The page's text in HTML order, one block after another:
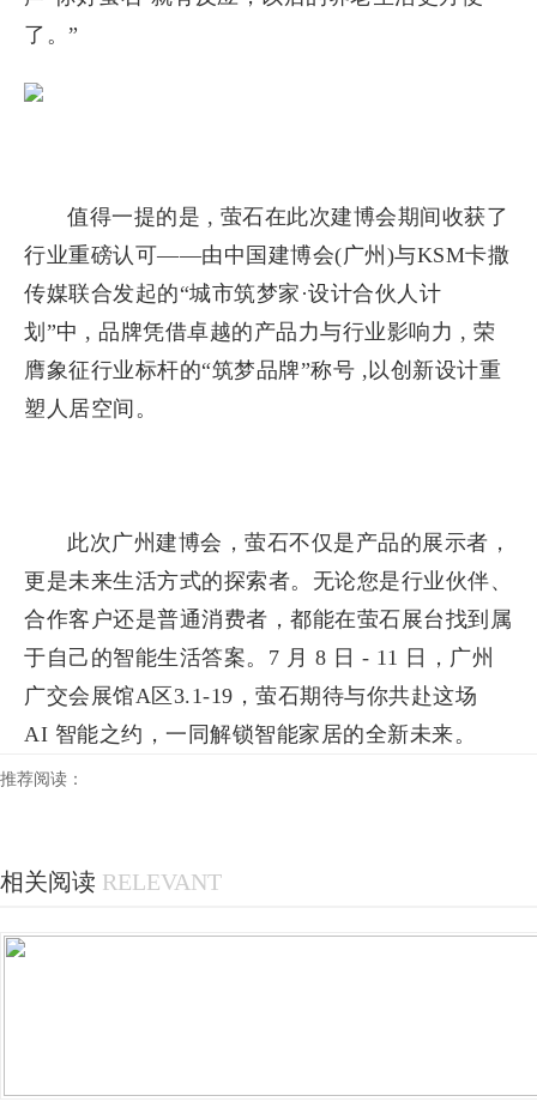
了。”
值得一提的是 , 萤石在此次建博会期间收获了
行业重磅认可——由中国建博会(广州)与KSM卡撒
传媒联合发起的“城市筑梦家·设计合伙人计
划”中 , 品牌凭借卓越的产品力与行业影响力 , 荣
膺象征行业标杆的“筑梦品牌”称号 ,以创新设计重
塑人居空间。
此次广州建博会，萤石不仅是产品的展示者，
更是未来生活方式的探索者。无论您是行业伙伴、
合作客户还是普通消费者，都能在萤石展台找到属
于自己的智能生活答案。7 月 8 日 - 11 日，广州
广交会展馆A区3.1-19，萤石期待与你共赴这场
AI 智能之约，一同解锁智能家居的全新未来。
推荐阅读：
相关阅读 RELEVANT